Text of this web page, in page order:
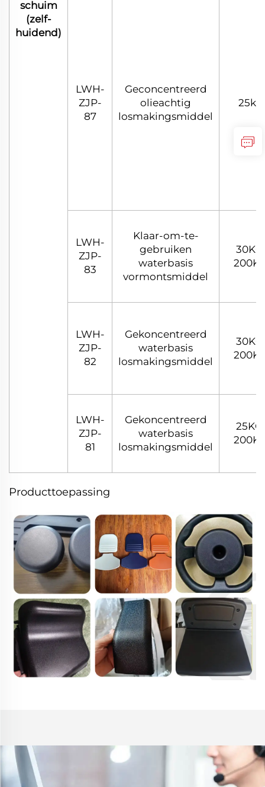
schuim
(zelf-
huidend)
LWH-
ZJP-
87
Geconcentreerd
olieachtig
losmakingsmiddel
25kg
LWH-
ZJP-
83
Klaar-om-te-
gebruiken
waterbasis
vormontsmiddel
30KG,
LWH-
ZJP-
82
Gekoncentreerd
waterbasis
losmakingsmiddel
30KG,
LWH-
ZJP-
81
Gekoncentreerd
waterbasis
losmakingsmiddel
25KG,
Producttoepassing